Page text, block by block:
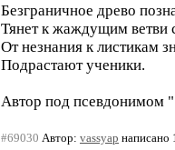
Безграничное древо
Тянет к жаждущим ветви
От незнания к листикам
Подрастают ученики.
Автор под псевдонимом
#69030 Автор: vassyap написано